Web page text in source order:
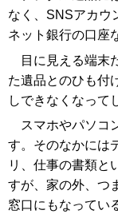
なく、SNSアカウ
ネット銀行の口座
目に見える端末
た遺品とのひも付
しできなくなって
スマホやパソコ
す。そのなかには
リ、仕事の書類と
すが、家の外、つ
窓口にもなってい